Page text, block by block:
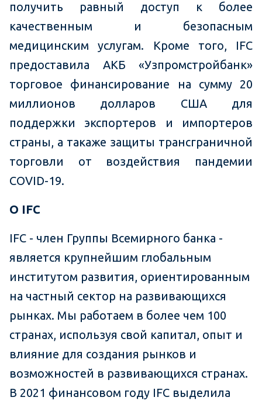
получить равный доступ к более
качественным и безопасным
медицинским услугам. Кроме того, IFC
предоставила АКБ «Узпромстройбанк»
торговое финансирование на сумму 20
миллионов долларов США для
поддержки экспортеров и импортеров
страны, а такаже защиты трансграничной
торговли от воздействия пандемии
COVID-19.
О IFC
IFC - член Группы Всемирного банка -
является крупнейшим глобальным
институтом развития, ориентированным
на частный сектор на развивающихся
рынках. Мы работаем в более чем 100
странах, используя свой капитал, опыт и
влияние для создания рынков и
возможностей в развивающихся странах.
В 2021 финансовом году IFC выделила